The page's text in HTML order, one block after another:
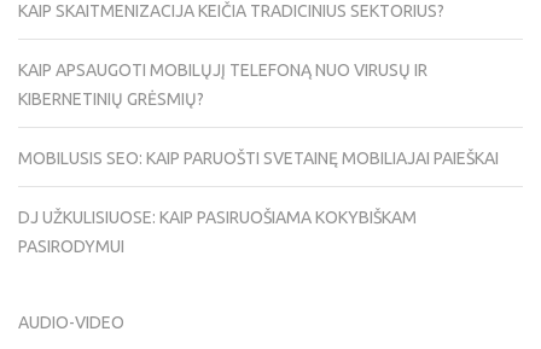
KAIP SKAITMENIZACIJA KEIČIA TRADICINIUS SEKTORIUS?
KAIP APSAUGOTI MOBILŲJĮ TELEFONĄ NUO VIRUSŲ IR
KIBERNETINIŲ GRĖSMIŲ?
MOBILUSIS SEO: KAIP PARUOŠTI SVETAINĘ MOBILIAJAI PAIEŠKAI
DJ UŽKULISIUOSE: KAIP PASIRUOŠIAMA KOKYBIŠKAM
PASIRODYMUI
AUDIO-VIDEO